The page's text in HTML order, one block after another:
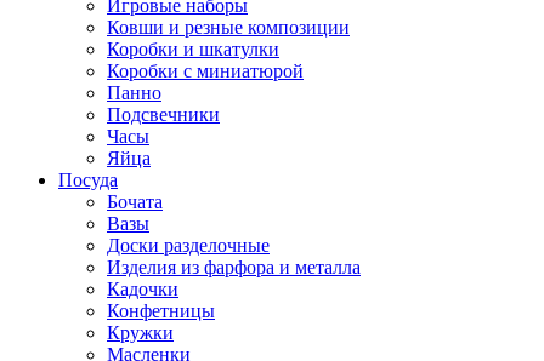
Игровые наборы
Ковши и резные композиции
Коробки и шкатулки
Коробки с миниатюрой
Панно
Подсвечники
Часы
Яйца
Посуда
Бочата
Вазы
Доски разделочные
Изделия из фарфора и металла
Кадочки
Конфетницы
Кружки
Масленки